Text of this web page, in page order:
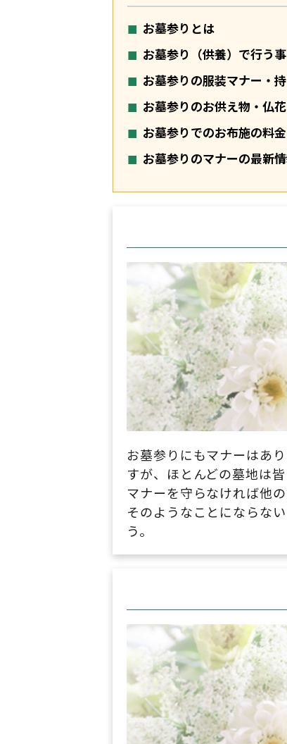
お墓参りとは
お墓参り（供養）で行う事
お墓参りの服装マナー・
お墓参りのお供え物・仏
お墓参りでのお布施の料
お墓参りのマナーの最新
お墓参りにもマナーはあ
すが、ほとんどの墓地は
マナーを守らなければ他
そのようなことにならな
う。